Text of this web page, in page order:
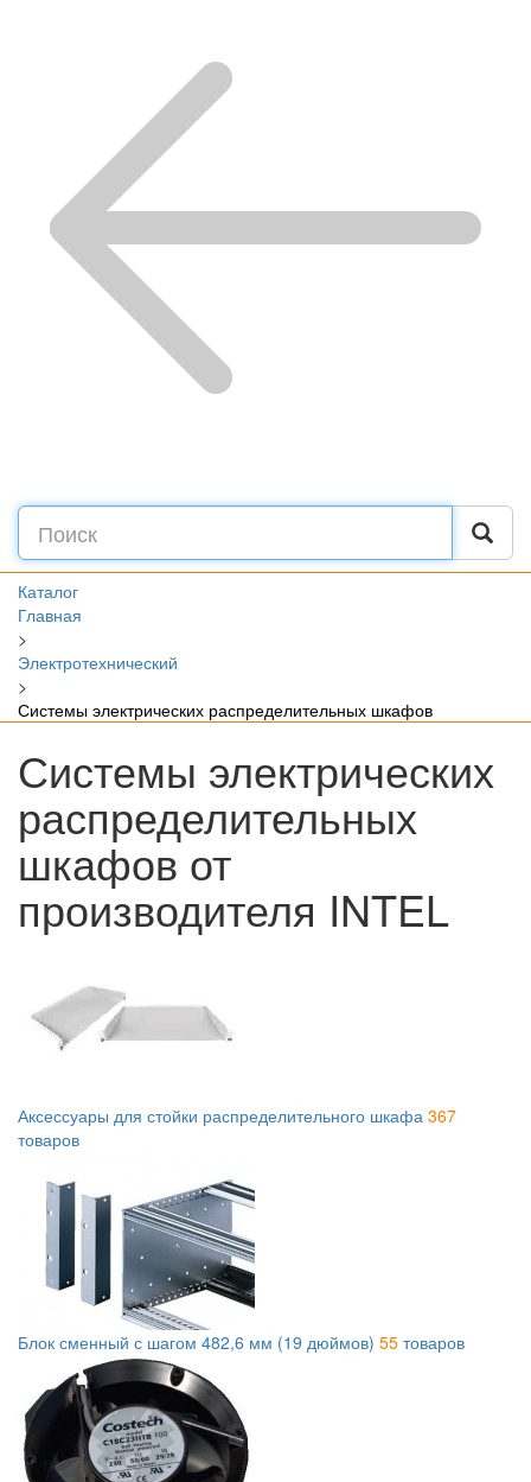
Каталог
Главная
>
Электротехнический
>
Системы электрических распределительных шкафов
Системы электрических
распределительных
шкафов от
производителя INTEL
Аксессуары для стойки распределительного шкафа 367
товаров
Блок сменный с шагом 482,6 мм (19 дюймов) 55 товаров